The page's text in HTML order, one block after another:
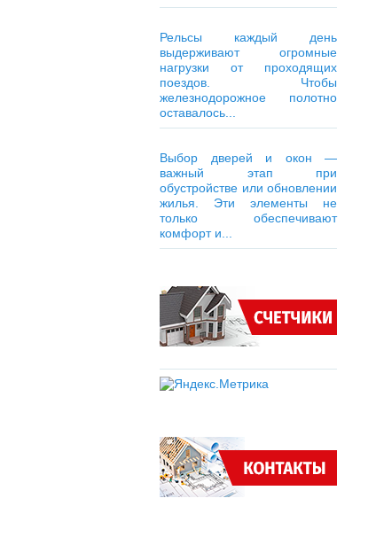
Рельсы каждый день
выдерживают огромные
нагрузки от проходящих
поездов. Чтобы
железнодорожное полотно
оставалось...
Выбор дверей и окон —
важный этап при
обустройстве или обновлении
жилья. Эти элементы не
только обеспечивают
комфорт и...